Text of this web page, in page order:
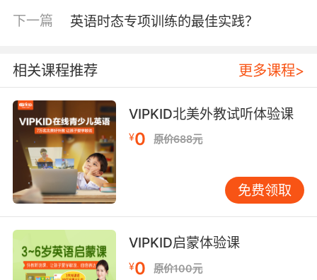
热情，其英语输出量平均增加40%。教师可参照
应用分析—创造评价"递进式任务链。
二、视觉设计：构建沉浸式语言环境
版面布局需遵循"功能分区+视觉引导"原则。
VIPKID教学设计师提出"三三制"布局法：顶部预
留1/3空间设置主题标语，中部1/3为核心内容
区，底部1/3安排互动栏目。某实验校数据显示，
采用对角线构图的手抄报较传统对称布局，学生
目光停留时间延长2.8秒。色彩搭配方面，建议主
色调不超过3种，重点信息可通过色块对比突出，
如用星空蓝衬托航天主题，用生态绿凸显环保内
容。
下一篇 英语时态专项训练的最佳实践？
相关课程推荐 更多课程>
VIPKID北美外教试听体验课
¥0 原价688元
免费领取
VIPKID启蒙体验课
¥0 原价100元